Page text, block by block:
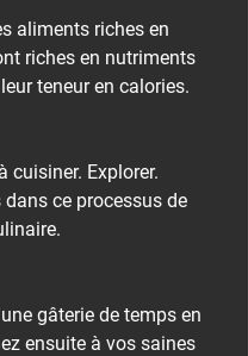
aliments riches en
riches en nutriments
teneur en calories.
cuisiner. Explorer.
ce processus de
gâterie de temps en
ensuite à vos saines